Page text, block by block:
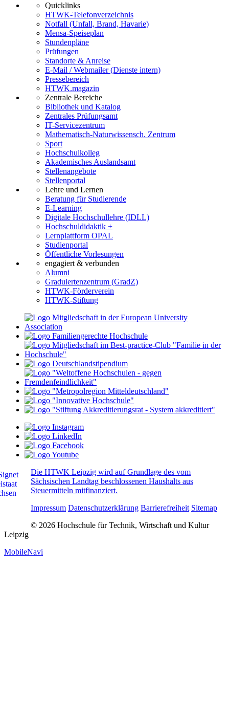
Quicklinks
HTWK-Telefonverzeichnis
Notfall (Unfall, Brand, Havarie)
Mensa-Speiseplan
Stundenpläne
Prüfungen
Standorte & Anreise
E-Mail / Webmailer (Dienste intern)
Pressebereich
HTWK.magazin
Zentrale Bereiche
Bibliothek und Katalog
Zentrales Prüfungsamt
IT-Servicezentrum
Mathematisch-Naturwissensch. Zentrum
Sport
Hochschulkolleg
Akademisches Auslandsamt
Stellenangebote
Stellenportal
Lehre und Lernen
Beratung für Studierende
E-Learning
Digitale Hochschullehre (IDLL)
Hochschuldidaktik +
Lernplattform OPAL
Studienportal
Öffentliche Vorlesungen
engagiert & verbunden
Alumni
Graduiertenzentrum (GradZ)
HTWK-Förderverein
HTWK-Stiftung
Die HTWK Leipzig wird auf Grundlage des vom
Sächsischen Landtag beschlossenen Haushalts aus
Steuermitteln mitfinanziert.
Impressum Datenschutzerklärung Barrierefreiheit Sitemap
© 2026 Hochschule für Technik, Wirtschaft und Kultur
Leipzig
MobileNavi